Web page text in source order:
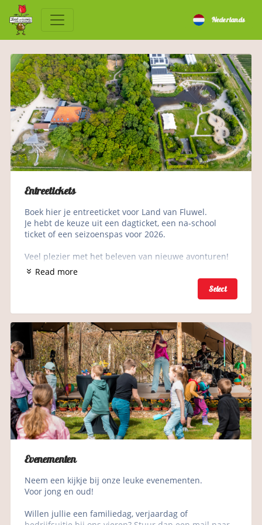
Nederlands
Entreetickets
Boek hier je entreeticket voor Land van Fluwel.
Je hebt de keuze uit een dagticket, een na-school
ticket of een seizoenspas voor 2026.
Veel plezier met het beleven van nieuwe avonturen!
Read more
Select
Evenementen
Neem een kijkje bij onze leuke evenementen.
Voor jong en oud!
Willen jullie een familiedag, verjaardag of